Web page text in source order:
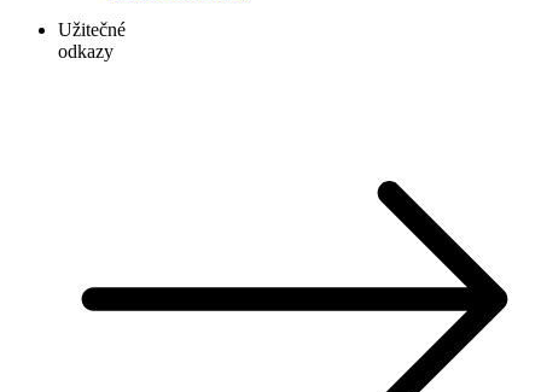
Užitečné
odkazy